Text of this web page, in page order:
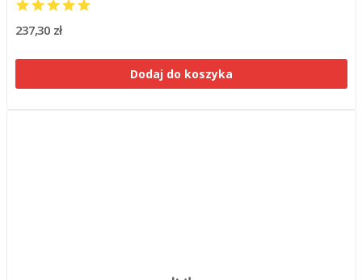
237,30 zł
Dodaj do koszyka